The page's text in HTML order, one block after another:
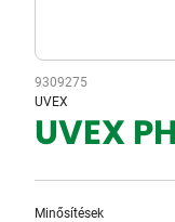
9309275
UVEX
UVEX
Minősítések